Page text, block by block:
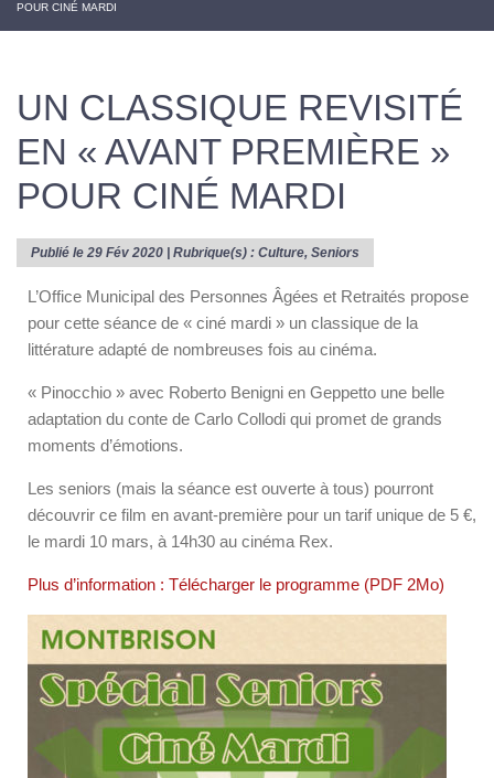
POUR CINÉ MARDI
UN CLASSIQUE REVISITÉ
EN « AVANT PREMIÈRE »
POUR CINÉ MARDI
Publié le 29 Fév 2020 | Rubrique(s) : Culture, Seniors
L’Office Municipal des Personnes Âgées et Retraités propose
pour cette séance de « ciné mardi » un classique de la
littérature adapté de nombreuses fois au cinéma.
« Pinocchio » avec Roberto Benigni en Geppetto une belle
adaptation du conte de Carlo Collodi qui promet de grands
moments d’émotions.
Les seniors (mais la séance est ouverte à tous) pourront
découvrir ce film en avant-première pour un tarif unique de 5 €,
le mardi 10 mars, à 14h30 au cinéma Rex.
Plus d’information : Télécharger le programme (PDF 2Mo)